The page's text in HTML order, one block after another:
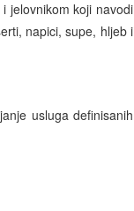
jelovnikom koji navodi
napici, supe, hljeb i
usluga definisanih